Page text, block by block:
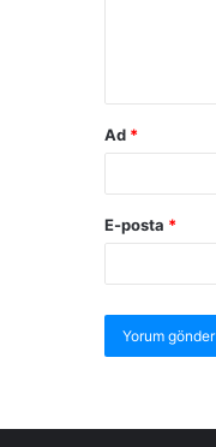
Ad *
E-posta *